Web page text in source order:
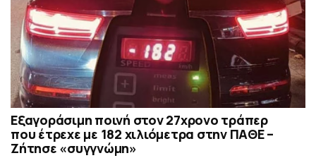
Εξαγοράσιμη ποινή στον 27χρονο τράπερ
που έτρεχε με 182 χιλιόμετρα στην ΠΑΘΕ –
Ζήτησε «συγγνώμη»